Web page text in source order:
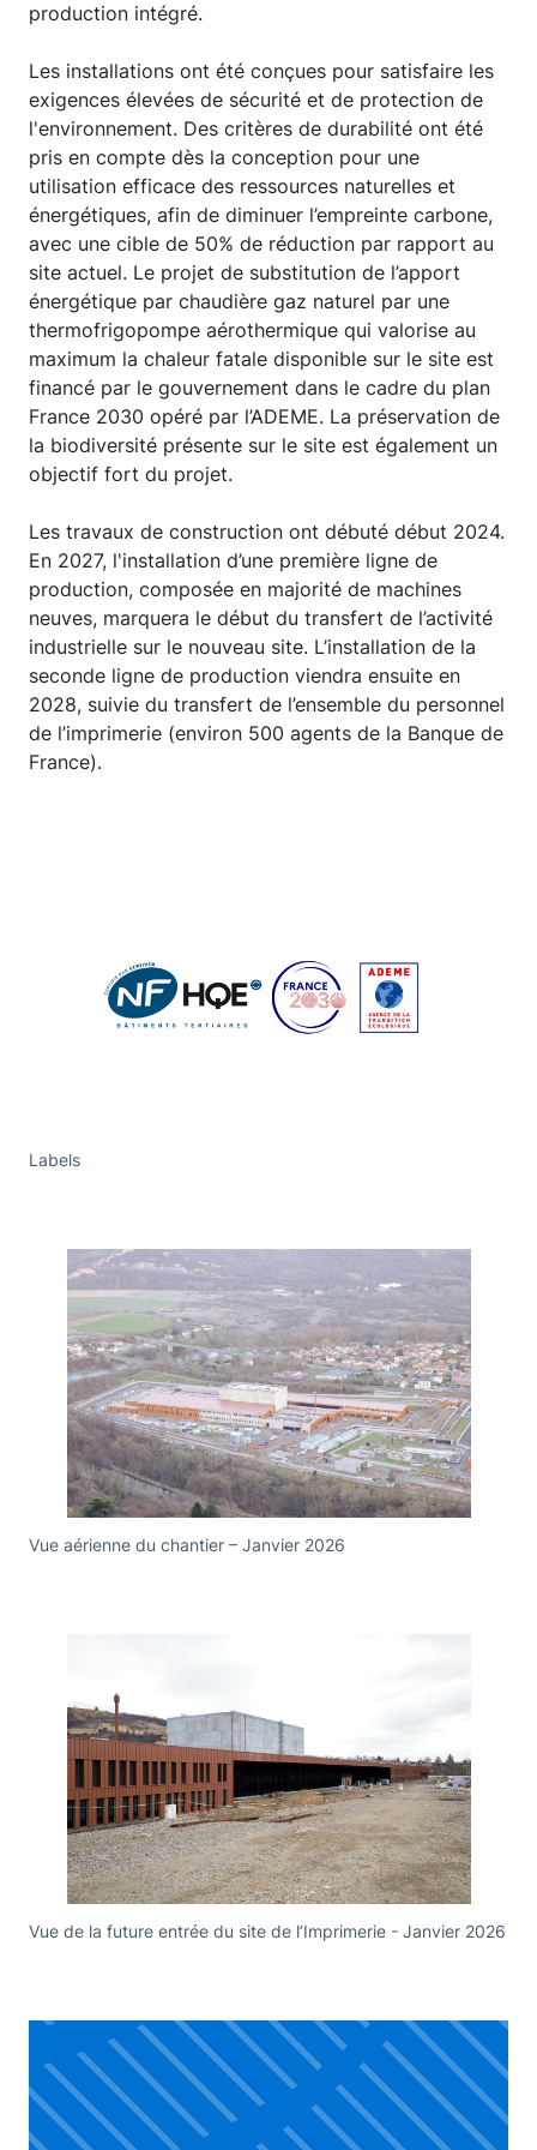
production intégré.
Les installations ont été conçues pour satisfaire les
exigences élevées de sécurité et de protection de
l'environnement. Des critères de durabilité ont été
pris en compte dès la conception pour une
utilisation efficace des ressources naturelles et
énergétiques, afin de diminuer l’empreinte carbone,
avec une cible de 50% de réduction par rapport au
site actuel. Le projet de substitution de l’apport
énergétique par chaudière gaz naturel par une
thermofrigopompe aérothermique qui valorise au
maximum la chaleur fatale disponible sur le site est
financé par le gouvernement dans le cadre du plan
France 2030 opéré par l’ADEME. La préservation de
la biodiversité présente sur le site est également un
objectif fort du projet.
Les travaux de construction ont débuté début 2024.
En 2027, l'installation d’une première ligne de
production, composée en majorité de machines
neuves, marquera le début du transfert de l’activité
industrielle sur le nouveau site. L’installation de la
seconde ligne de production viendra ensuite en
2028, suivie du transfert de l’ensemble du personnel
de l’imprimerie (environ 500 agents de la Banque de
France).
Labels
Vue aérienne du chantier – Janvier 2026
Vue de la future entrée du site de l’Imprimerie - Janvier 2026